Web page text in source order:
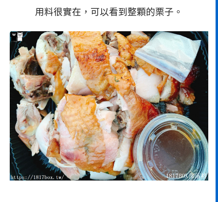
用料很實在，可以看到整顆的栗子。